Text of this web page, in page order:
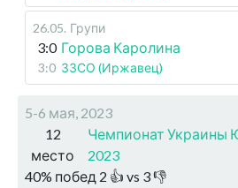
26.05. Групи
3:0 Горова Каролина
3:0 ЗЗСО (Иржавец)
5-6 мая, 2023
12
место
Чемпионат Украины
2023
40% побед 2 👍 vs 3👎